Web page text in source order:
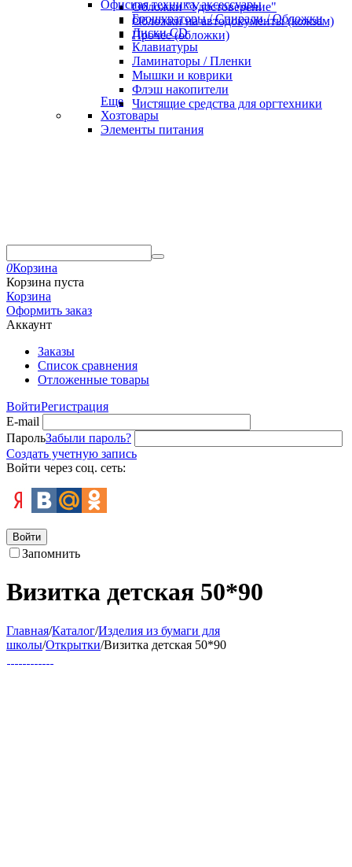
Обложки "Удостоверение"
Обложки на автодокументы (кожзам)
Прочее (обложки)
Офисная техника, аксессуары
Брошураторы / Спирали / Обложки
Диски CD
Клавиатуры
Ламинаторы / Пленки
Мышки и коврики
Флэш накопители
Чистящие средства для оргтехники
Еще
Хозтовары
Элементы питания
0Корзина
Корзина пуста
Корзина
Оформить заказ
Аккаунт
Заказы
Список сравнения
Отложенные товары
ВойтиРегистрация
E-mail
ПарольЗабыли пароль?
Создать учетную запись
Войти через соц. сеть:
Войти
Запомнить
Визитка детская 50*90
Главная/Каталог/Изделия из бумаги для
школы/Открытки/Визитка детская 50*90